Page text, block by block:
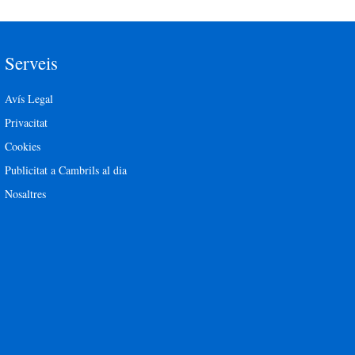
Serveis
Avís Legal
Privacitat
Cookies
Publicitat a Cambrils al dia
Nosaltres